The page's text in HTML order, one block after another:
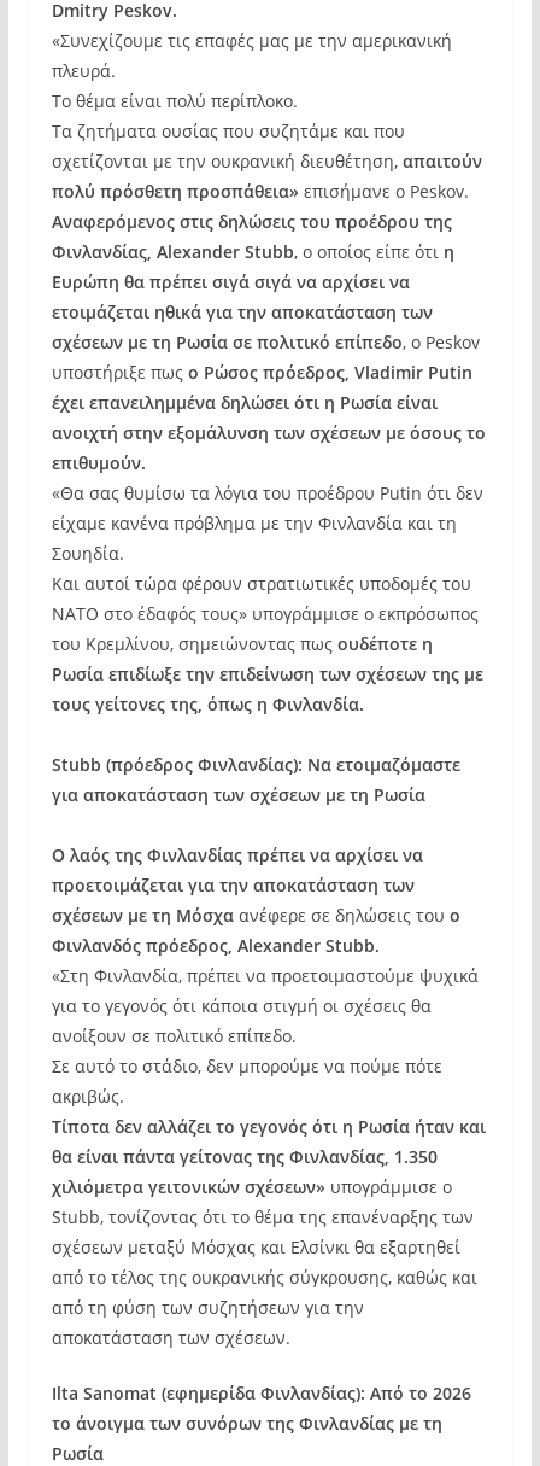
Dmitry Peskov.
«Συνεχίζουμε τις επαφές μας με την αμερικανική
πλευρά.
Το θέμα είναι πολύ περίπλοκο.
Τα ζητήματα ουσίας που συζητάμε και που
σχετίζονται με την ουκρανική διευθέτηση, απαιτούν
πολύ πρόσθετη προσπάθεια» επισήμανε ο Peskov.
Αναφερόμενος στις δηλώσεις του προέδρου της
Φινλανδίας, Alexander Stubb, ο οποίος είπε ότι η
Ευρώπη θα πρέπει σιγά σιγά να αρχίσει να
ετοιμάζεται ηθικά για την αποκατάσταση των
σχέσεων με τη Ρωσία σε πολιτικό επίπεδο, ο Peskov
υποστήριξε πως ο Ρώσος πρόεδρος, Vladimir Putin
έχει επανειλημμένα δηλώσει ότι η Ρωσία είναι
ανοιχτή στην εξομάλυνση των σχέσεων με όσους το
επιθυμούν.
«Θα σας θυμίσω τα λόγια του προέδρου Putin ότι δεν
είχαμε κανένα πρόβλημα με την Φινλανδία και τη
Σουηδία.
Και αυτοί τώρα φέρουν στρατιωτικές υποδομές του
ΝΑΤΟ στο έδαφός τους» υπογράμμισε ο εκπρόσωπος
του Κρεμλίνου, σημειώνοντας πως ουδέποτε η
Ρωσία επιδίωξε την επιδείνωση των σχέσεων της με
τους γείτονες της, όπως η Φινλανδία.
Stubb (πρόεδρος Φινλανδίας): Να ετοιμαζόμαστε
για αποκατάσταση των σχέσεων με τη Ρωσία
Ο λαός της Φινλανδίας πρέπει να αρχίσει να
προετοιμάζεται για την αποκατάσταση των
σχέσεων με τη Μόσχαανέφερε σε δηλώσεις του ο
Φινλανδός πρόεδρος, Alexander Stubb.
«Στη Φινλανδία, πρέπει να προετοιμαστούμε ψυχικά
για το γεγονός ότι κάποια στιγμή οι σχέσεις θα
ανοίξουν σε πολιτικό επίπεδο.
Σε αυτό το στάδιο, δεν μπορούμε να πούμε πότε
ακριβώς.
Τίποτα δεν αλλάζει το γεγονός ότι η Ρωσία ήταν και
θα είναι πάντα γείτονας της Φινλανδίας, 1.350
χιλιόμετρα γειτονικών σχέσεων» υπογράμμισε ο
Stubb, τονίζοντας ότι το θέμα της επανέναρξης των
σχέσεων μεταξύ Μόσχας και Ελσίνκι θα εξαρτηθεί
από το τέλος της ουκρανικής σύγκρουσης, καθώς και
από τη φύση των συζητήσεων για την
αποκατάσταση των σχέσεων.
Ilta Sanomat (εφημερίδα Φινλανδίας): Από το 2026
το άνοιγμα των συνόρων της Φινλανδίας με τη
Ρωσία